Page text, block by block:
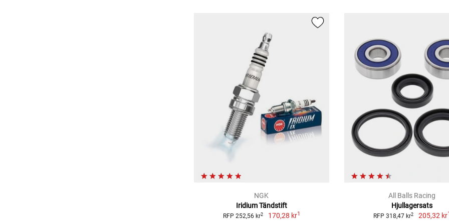
NGK
Iridium Tändstift
RFP 252,56 kr2 170,28 kr1
All Balls Racing
Hjullagersats
RFP 318,47 kr2 205,32 kr